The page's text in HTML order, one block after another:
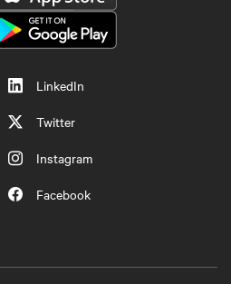
LinkedIn
Twitter
Instagram
Facebook